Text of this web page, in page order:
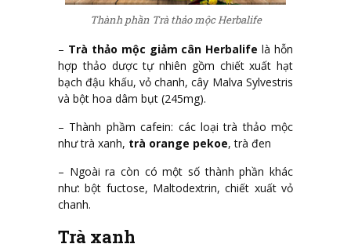
Thành phần Trà thảo mộc Herbalife
– Trà thảo mộc giảm cân Herbalife là hỗn
hợp thảo dược tự nhiên gồm chiết xuất hạt
bạch đậu khấu, vỏ chanh, cây Malva Sylvestris
và bột hoa dâm bụt (245mg).
– Thành phầm cafein: các loại trà thảo mộc
như trà xanh, trà orange pekoe, trà đen
– Ngoài ra còn có một số thành phần khác
như: bột fuctose, Maltodextrin, chiết xuất vỏ
chanh.
Trà xanh